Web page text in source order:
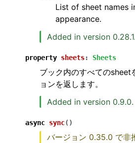
List of sheet names
appearance.
Added in version 0.28.1.
property sheets: Sheets
ブック内のすべてのsheet
ョンを返します。
Added in version 0.9.0.
async sync( )
バージョン 0.35.0 で非